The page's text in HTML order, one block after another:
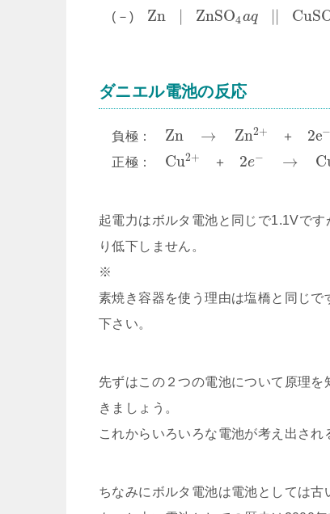
(－) Zn | ZnSO4aq || CuS
ダニエル電池の反応
負極： Zn → Zn2+ ＋ 2e−
正極： Cu2+ ＋ 2e− → C
起電力はボルタ電池と同じで1.1Vで
り低下しません。
※
素焼き容器を使う理由は塩橋と同じ
下さい。
先ずはこの２つの電池について原理
きましょう。
これからいろいろな電池が考え出され
ちなみにボルタ電池は電池としては古